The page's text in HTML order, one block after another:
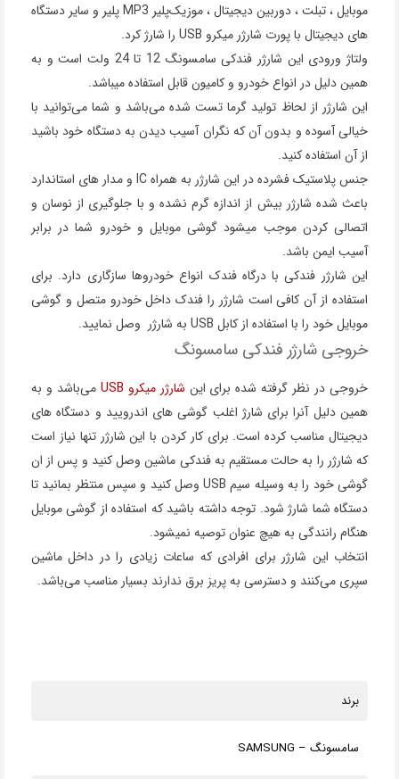
موبایل ، تبلت ، دوربین دیجیتال ، موزیک‌پلیر MP3 پلیر و سایر دستگاه
های دیجیتال با پورت شارژر میکرو USB را شارژ کرد.
ولتاژ ورودی این شارژر فندکی سامسونگ 12 تا 24 ولت است و به
همین دلیل در انواع خودرو و کامیون قابل استفاده میباشد.
این شارژر از لحاظ تولید گرما تست شده می‌باشد و شما می‌توانید با
خیالی آسوده و بدون آن که نگران آسیب دیدن به دستگاه خود باشید
از آن استفاده کنید.
جنس پلاستیک فشرده در این شارژر به همراه IC و مدار های استاندارد
باعث شده شارژر بیش از اندازه گرم نشده و با جلوگیری از نوسان و
اتصالی کردن موجب میشود گوشی موبایل و خودرو شما در برابر
آسیب ایمن باشد.
این شارژر فندکی با درگاه فندک انواع خودروها سازگاری دارد. برای
استفاده از آن کافی است شارژر را فندک داخل خودرو متصل و گوشی
موبایل خود را با استفاده از کابل USB به شارژر وصل نمایید.
خروجی شارژر فندکی سامسونگ
خروجی در نظر گرفته شده برای این شارژر میکرو USB
می‌باشد و به
همین دلیل آنرا برای شارژ اغلب گوشی های اندرویید و دستگاه های
دیجیتال مناسب کرده است. برای کار کردن با این شارژر تنها نیاز است
که شارژر را به حالت مستقیم به فندکی ماشین وصل کنید و پس از ان
گوشی خود را به وسیله سیم USB وصل کنید و سپس منتظر بمانید تا
دستگاه شما شارژ شود. توجه داشته باشید که استفاده از گوشی موبایل
هنگام رانندگی به هیچ عنوان توصیه نمیشود.
انتخاب این شارژر برای افرادی که ساعات زیادی را در داخل ماشین
سپری می‌کنند و دسترسی به پریز برق ندارند بسیار مناسب می‌باشد.
برند
سامسونگ – SAMSUNG